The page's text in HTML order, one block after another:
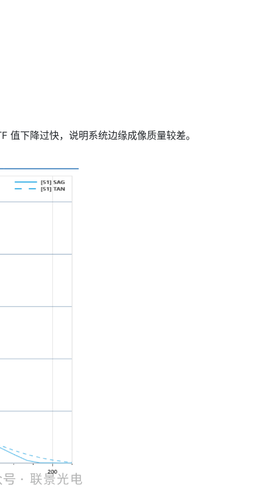
下降过快，说明系统边缘成像质量较差。